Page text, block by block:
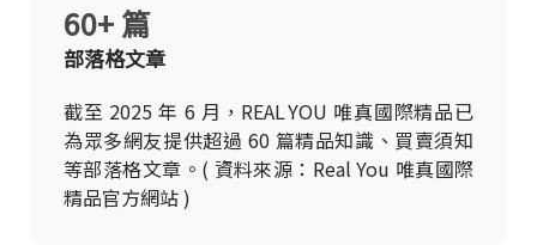
部落格文章
截至 2025 年 6 月，REAL YOU 唯真國際精品已
為眾多網友提供超過 60 篇精品知識、買賣須知
等部落格文章。( 資料來源：Real You 唯真國際
精品官方網站 )
60+ 篇